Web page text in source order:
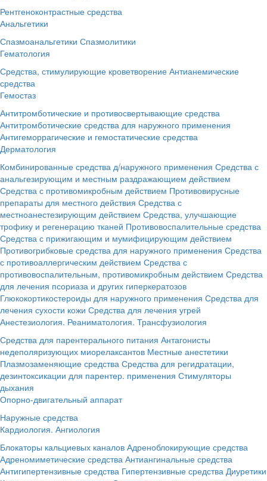
Рентгеноконтрастные средства
Анальгетики
Спазмоанальгетики Спазмолитики
Гематология
Средства, стимулирующие кроветворение Антианемические
средства
Гемостаз
Антитромботические и противосвертывающие средства
Антитромботические средства для наружного применения
Антигеморрагические и гемостатические средства
Дерматология
Комбинированные средства д/наружного применения Средства с
анальгезирующим и местным раздражающием действием
Средства с противомикробным действием Противовирусные
препараты для местного действия Средства с
местноанестезирующим действием Средства, улучшающие
трофику и регенерацию тканей Противовоспалительные средства
Средства с прижигающим и мумифицирующим действием
Противогрибковые средства для наружного применения Средства
с противоаллергическим действием Средства с
противовоспалительным, противомикробным действием Средства
для лечения псориаза и других гиперкератозов
Глюкокортикостероиды для наружного применения Средства для
лечения сухости кожи Средства для лечения угрей
Анестезиология. Реаниматология. Трансфузиология
Средства для парентерального питания Антагонисты
недеполяризующих миорелаксантов Местные анестетики
Плазмозаменяющие средства Средства для регидратации,
дезинтоксикации для парентер. применения Стимуляторы
дыхания
Опорно-двигательный аппарат
Наружные средства
Кардиология. Ангиология
Блокаторы кальциевых каналов Адреноблокирующие средства
Адреномиметические средства Антиангинальные средства
Антигипертензивные средства Гипертензивные средства Диуретики